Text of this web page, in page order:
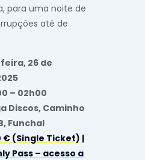
para uma noite de
até de
26 de
– 02h00
Discos, Caminho
Funchal
€ (Single Ticket) |
Pass – acesso a